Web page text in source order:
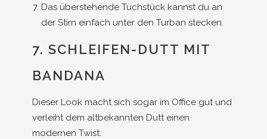
Das überstehende Tuchstück kannst du an
der Stirn einfach unter den Turban stecken.
7. SCHLEIFEN-DUTT MIT
BANDANA
Dieser Look macht sich sogar im Office gut und
verleiht dem altbekannten Dutt einen
modernen Twist.